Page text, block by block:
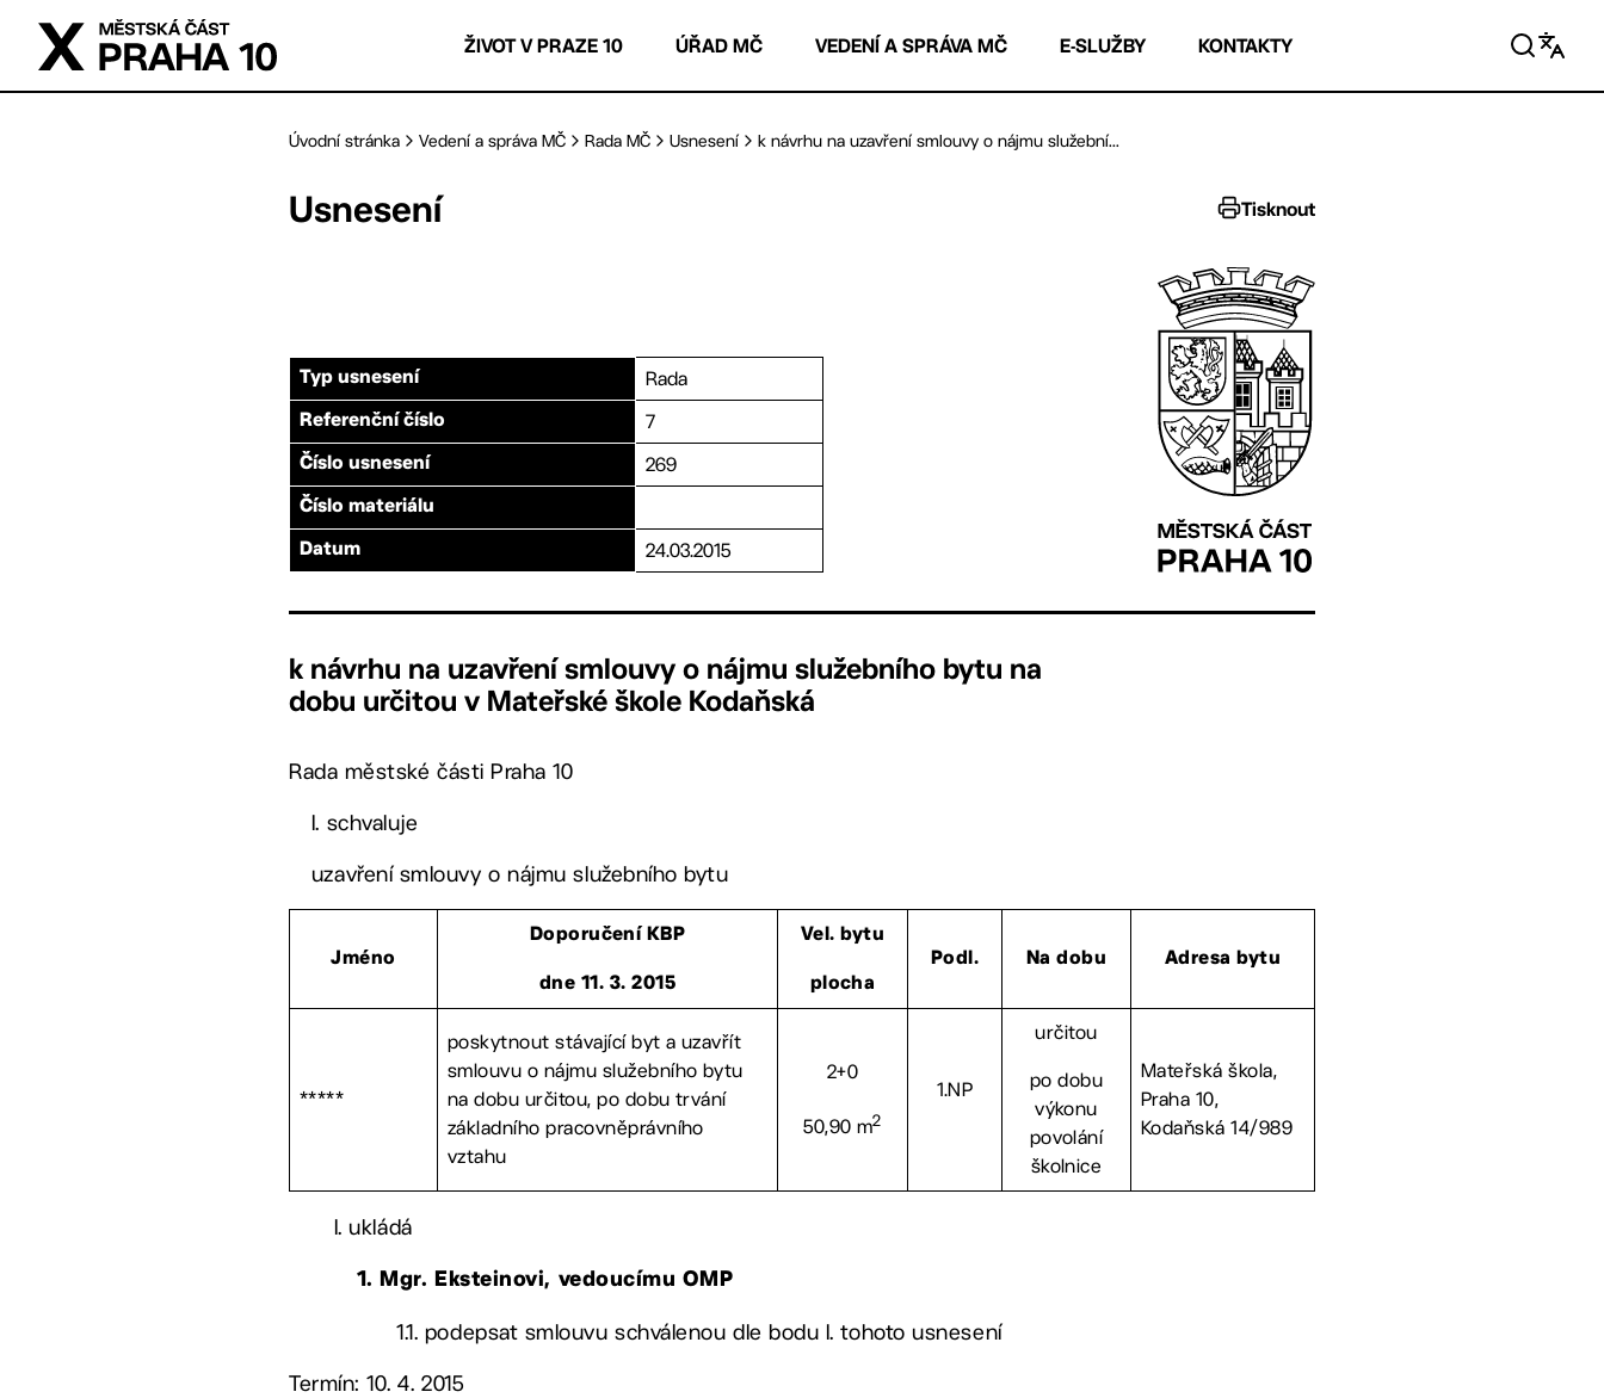
Přejít na hlavní obsah
ŽIVOT V PRAZE 10 ÚŘAD MČ VEDENÍ A SPRÁVA MČ E-SLUŽBY KONTAKTY
Úvodní stránka Vedení a správa MČ Rada MČ Usnesení k návrhu na uzavření smlouvy o nájmu služební...
Usnesení Tisknout
Typ usnesení Rada
Referenční číslo 7
Číslo usnesení 269
Číslo materiálu
Datum 24.03.2015
k návrhu na uzavření smlouvy o nájmu služebního bytu na
dobu určitou v Mateřské škole Kodaňská
Rada městské části Praha 10
I. schvaluje
uzavření smlouvy o nájmu služebního bytu
Jméno
Doporučení KBP
dne 11. 3. 2015
Vel. bytu
plocha
Podl. Na dobu Adresa bytu
*****
poskytnout stávající byt a uzavřít
smlouvu o nájmu služebního bytu
na dobu určitou, po dobu trvání
základního pracovněprávního
vztahu
2+0
50,90 m2
1.NP
určitou
po dobu
výkonu
povolání
školnice
Mateřská škola,
Praha 10,
Kodaňská 14/989
I. ukládá
1. Mgr. Eksteinovi, vedoucímu OMP
1.1. podepsat smlouvu schválenou dle bodu I. tohoto usnesení
Termín: 10. 4. 2015